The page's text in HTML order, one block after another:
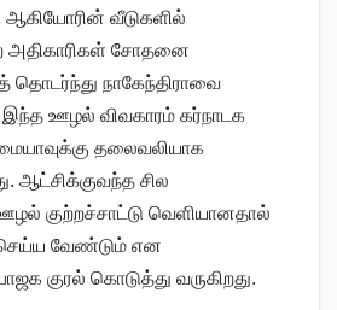
வீடுகளில்
சோதனை
நாகேந்திராவை
ஊழல் விவகாரம் கர்நாடக
தலைவலியாக
ஆட்சிக்குவந்த சில
குற்றச்சாட்டு வெளியானதால்
வேண்டும் என
குரல் கொடுத்து வருகிறது.